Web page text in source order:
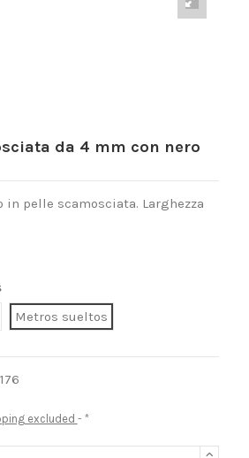
da 4 mm con nero
pelle scamosciata. Larghezza
Metros sueltos
excluded *